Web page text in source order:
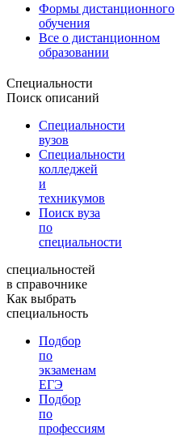
Формы дистанционного
обучения
Все о дистанционном
образовании
Специальности
Поиск описаний
Специальности
вузов
Специальности
колледжей
и
техникумов
Поиск вуза
по
специальности
специальностей
в справочнике
Как выбрать
специальность
Подбор
по
экзаменам
ЕГЭ
Подбор
по
профессиям